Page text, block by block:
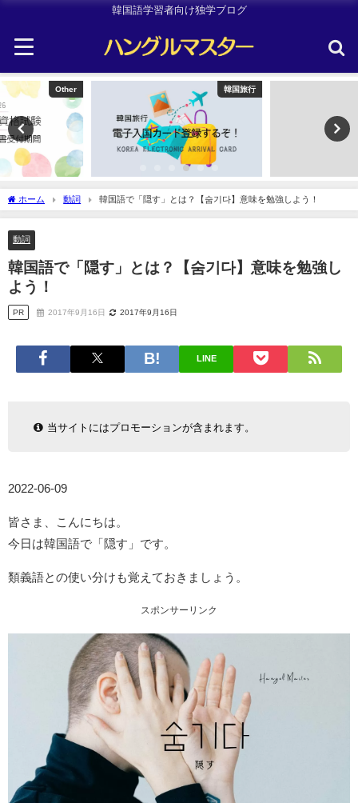
韓国語学習者向け独学ブログ
韓国旅行
ホーム 動詞 韓国語で「隠す」とは？【숨기다】意味を勉強しよう！
動詞
韓国語で「隠す」とは？【숨기다】意味を勉強し
よう！
PR 2017年9月16日 2017年9月16日
LINE
当サイトにはプロモーションが含まれます。
2022-06-09
皆さま、こんにちは。
今日は韓国語で「隠す」です。
類義語との使い分けも覚えておきましょう。
スポンサーリンク